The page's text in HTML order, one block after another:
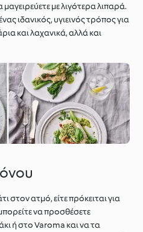
μαγειρεύετε με λιγότερα λιπαρά.
ιδανικός, υγιεινός τρόπος για
και λαχανικά, αλλά και
στον ατμό, είτε πρόκειται για
να προσθέσετε
ή στο Varoma και να τα